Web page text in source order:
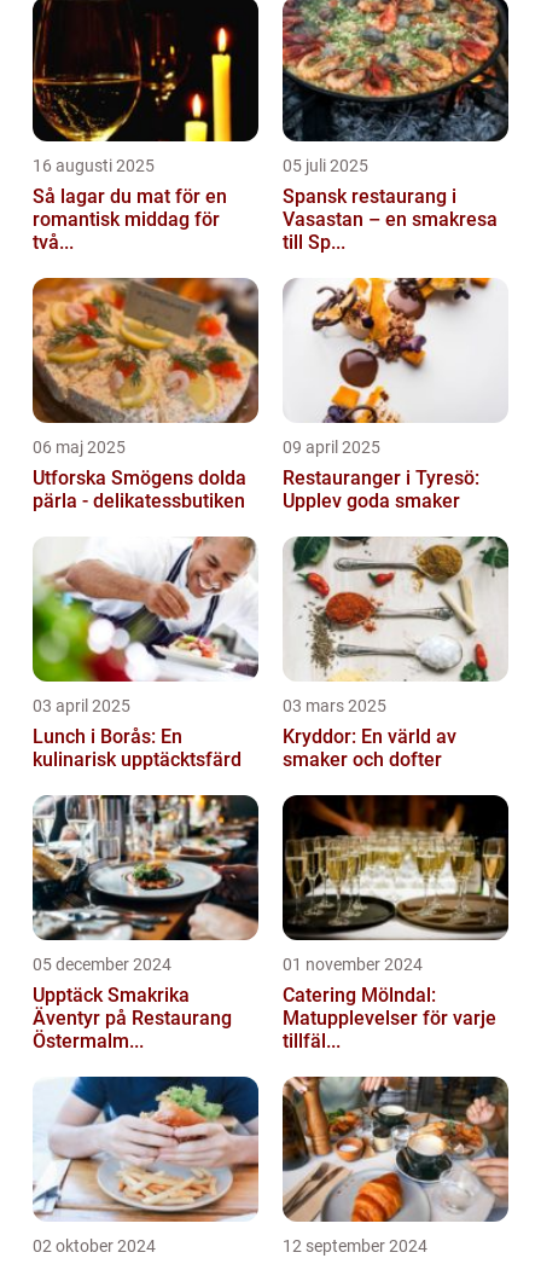
16 augusti 2025
Så lagar du mat för en
romantisk middag för
två...
05 juli 2025
Spansk restaurang i
Vasastan – en smakresa
till Sp...
06 maj 2025
Utforska Smögens dolda
pärla - delikatessbutiken
09 april 2025
Restauranger i Tyresö:
Upplev goda smaker
03 april 2025
Lunch i Borås: En
kulinarisk upptäcktsfärd
03 mars 2025
Kryddor: En värld av
smaker och dofter
05 december 2024
Upptäck Smakrika
Äventyr på Restaurang
Östermalm...
01 november 2024
Catering Mölndal:
Matupplevelser för varje
tillfäl...
02 oktober 2024 12 september 2024